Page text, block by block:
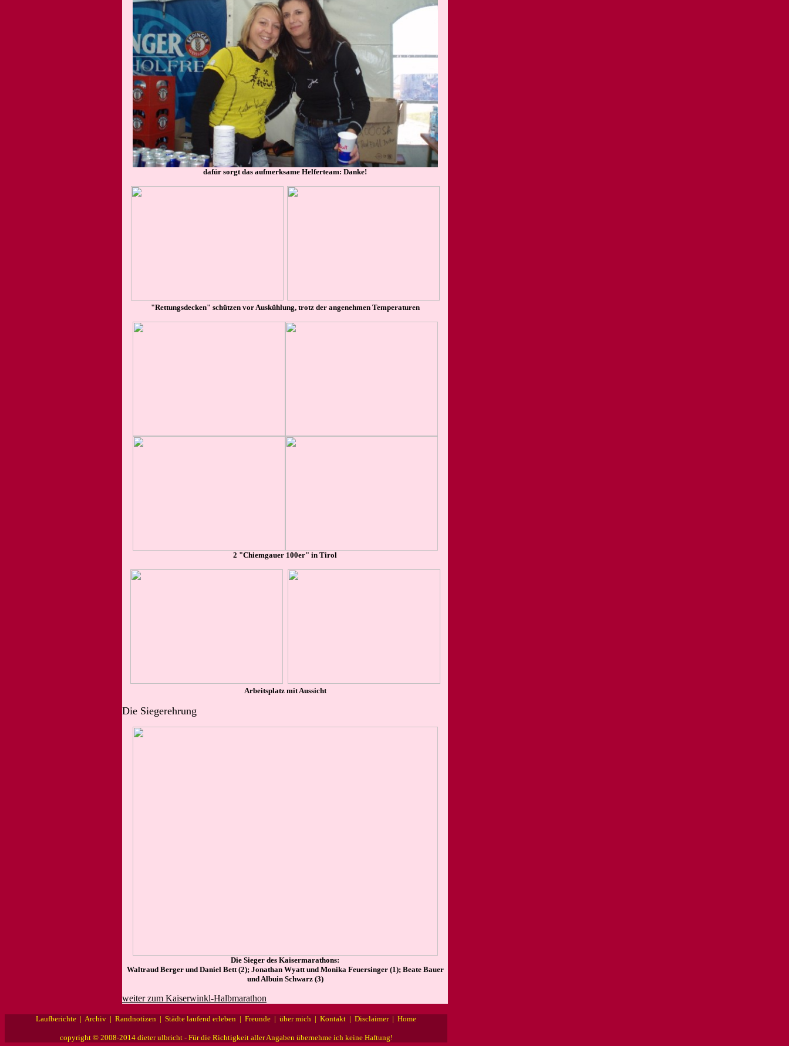
dafür sorgt das aufmerksame Helferteam: Danke!
"Rettungsdecken" schützen vor Auskühlung, trotz der angenehmen Temperaturen
2 "Chiemgauer 100er" in Tirol
Arbeitsplatz mit Aussicht
Die Siegerehrung
Die Sieger des Kaisermarathons:
Waltraud Berger und Daniel Bett (2); Jonathan Wyatt und Monika Feuersinger (1); Beate Bauer
und Albuin Schwarz (3)
weiter zum Kaiserwinkl-Halbmarathon
Laufberichte | Archiv | Randnotizen | Städte laufend erleben | Freunde | über mich | Kontakt | Disclaimer| Home
copyright © 2008-2014 dieter ulbricht - Für die Richtigkeit aller Angaben übernehme ich keine Haftung!